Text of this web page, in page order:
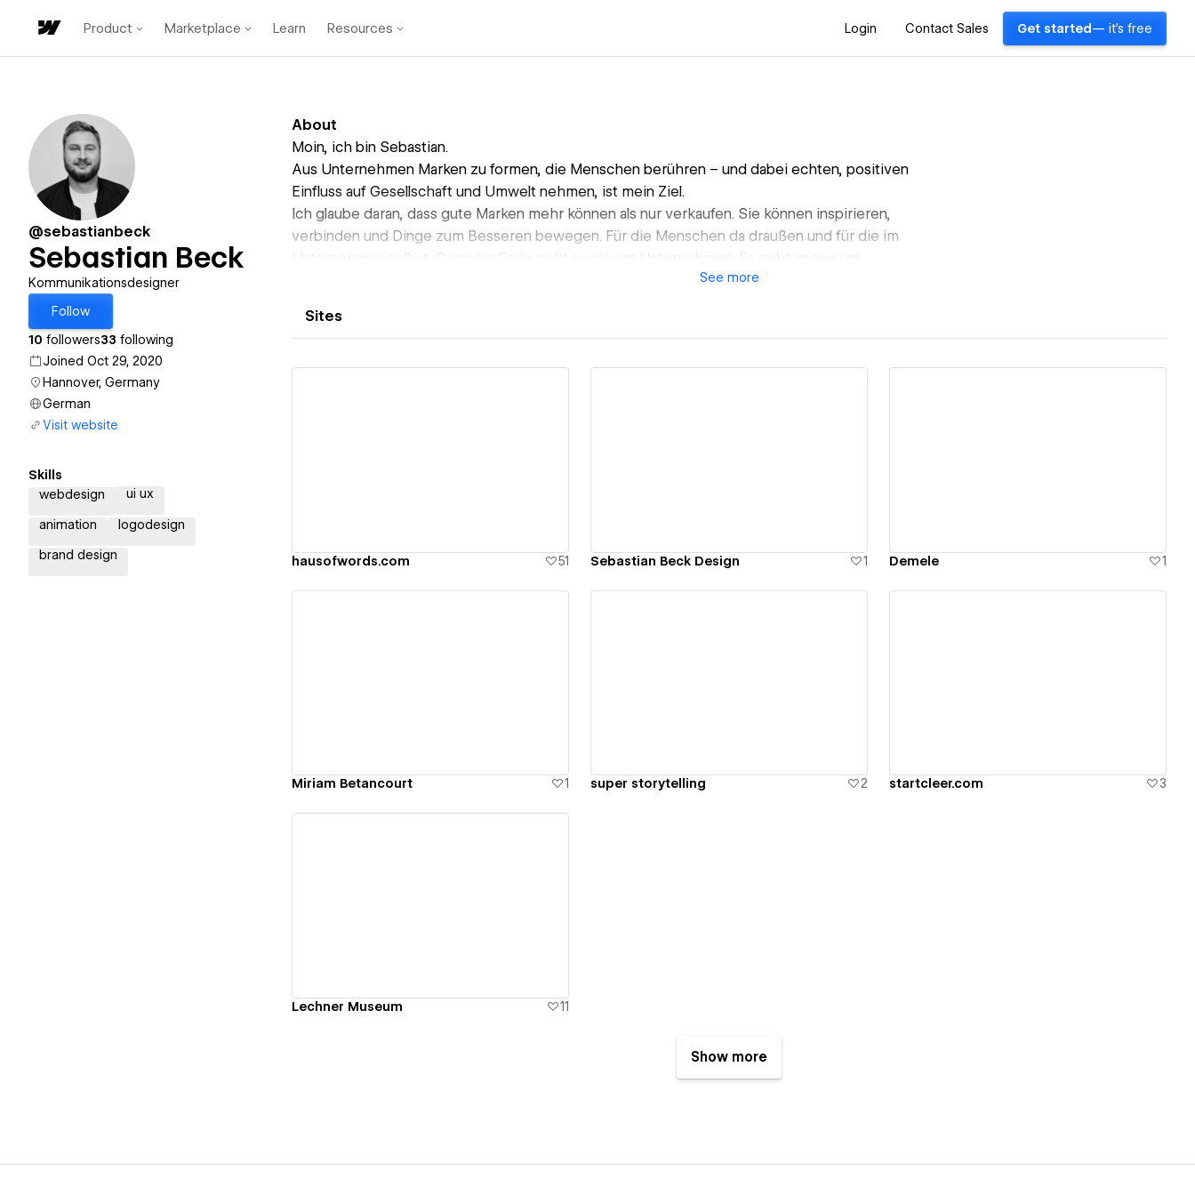
Product Marketplace Learn Resources Login Contact Sales Get started — it's free
@sebastianbeck
Sebastian Beck
Kommunikationsdesigner
Follow
10 followers33 following
Joined Oct 29, 2020
Hannover, Germany
German
Visit website
Skills
webdesign
ui ux
animation logodesign
brand design
About
Moin, ich bin Sebastian.
Aus Unternehmen Marken zu formen, die Menschen berühren – und dabei echten, positiven
Einfluss auf Gesellschaft und Umwelt nehmen, ist mein Ziel.
Ich glaube daran, dass gute Marken mehr können als nur verkaufen. Sie können inspirieren,
verbinden und Dinge zum Besseren bewegen. Für die Menschen da draußen und für die im
Unternehmen selbst. Denn am Ende geht es nie um Unternehmen. Es geht immer um
See more
Sites
hausofwords.com 51 Sebastian Beck Design 1 Demele 1
Miriam Betancourt 1 super storytelling 2 startcleer.com 3
Lechner Museum 11
Show more